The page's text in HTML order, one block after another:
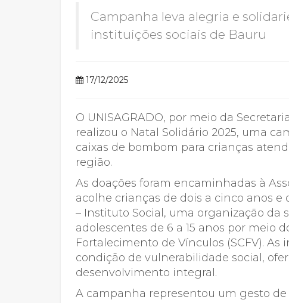
Transferência
Campanha leva alegria e
instituições sociais de Bauru
17/12/2025
O UNISAGRADO, por meio da
realizou o Natal Solidário 2025, uma
caixas de bombom para crianças
região.
As doações foram encaminhadas à
acolhe crianças de dois a cinco anos e
– Instituto Social, uma organização da
adolescentes de 6 a 15 anos por meio
Fortalecimento de Vínculos (SCFV).
condição de vulnerabilidade social,
desenvolvimento integral.
A campanha representou um gesto